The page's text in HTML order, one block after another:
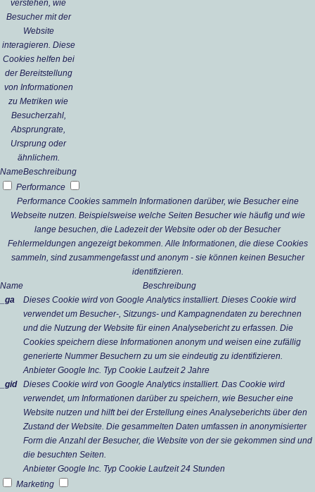
verstehen, wie
Besucher mit der
Website
interagieren. Diese
Cookies helfen bei
der Bereitstellung
von Informationen
zu Metriken wie
Besucherzahl,
Absprungrate,
Ursprung oder
ähnlichem.
NameBeschreibung
Performance
Performance Cookies sammeln Informationen darüber, wie Besucher eine
Webseite nutzen. Beispielsweise welche Seiten Besucher wie häufig und wie
lange besuchen, die Ladezeit der Website oder ob der Besucher
Fehlermeldungen angezeigt bekommen. Alle Informationen, die diese Cookies
sammeln, sind zusammengefasst und anonym - sie können keinen Besucher
identifizieren.
Name
Beschreibung
_ga
Dieses Cookie wird von Google Analytics installiert. Dieses Cookie wird
verwendet um Besucher-, Sitzungs- und Kampagnendaten zu berechnen
und die Nutzung der Website für einen Analysebericht zu erfassen. Die
Cookies speichern diese Informationen anonym und weisen eine zufällig
generierte Nummer Besuchern zu um sie eindeutig zu identifizieren.
Anbieter Google Inc. Typ Cookie Laufzeit 2 Jahre
_gid
Dieses Cookie wird von Google Analytics installiert. Das Cookie wird
verwendet, um Informationen darüber zu speichern, wie Besucher eine
Website nutzen und hilft bei der Erstellung eines Analyseberichts über den
Zustand der Website. Die gesammelten Daten umfassen in anonymisierter
Form die Anzahl der Besucher, die Website von der sie gekommen sind und
die besuchten Seiten.
Anbieter Google Inc. Typ Cookie Laufzeit 24 Stunden
Marketing